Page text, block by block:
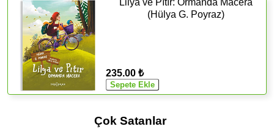
Lilya ve Pıtır: Ormanda Macera
(Hülya G. Poyraz)
235.00 ₺
Çok Satanlar